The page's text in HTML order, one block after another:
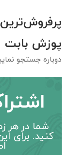
پوزش
دوباره جستجو
شما در هر
کنید. برای